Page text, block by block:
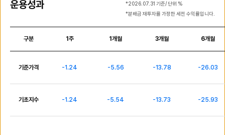
운용성과 *2026.07.31 기준/ 단위 %
*분배금 재투자를 가정한 세전 수익률입니다.
구분 1주 1개월 3개월 6개월
기준가격 -1.24 -5.56 -13.78 -26.03
기초지수 -1.24 -5.54 -13.73 -25.93